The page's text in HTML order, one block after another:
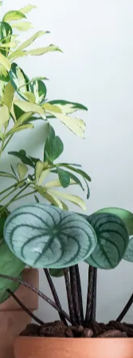
子保有鮮甜，並多了份
溶性天然色素，
老並養顏美容，
健胃解暑，
者一起泡熱水當茶喝，
草討喜，
實用性，
性香草，
摘、曬乾皆可食用。
血液循環、抗老、美顏、
製梅子、釀酒醋、葉梗曬
、小菜識別小卡、綠手指
x 小菜狀況 )
受天氣等自然因素小菜大小
時的庫存狀況提供最好狀
製的個體，即使品種相同
節變化有不完全相同的